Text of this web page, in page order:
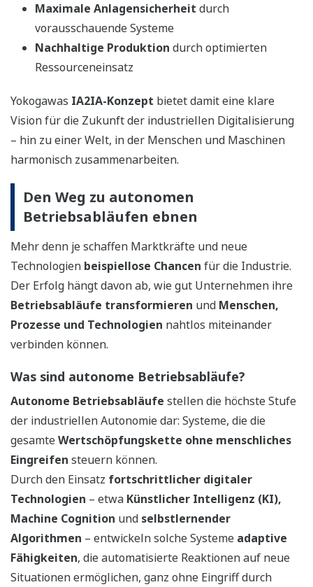
Maximale Anlagensicherheit durch
vorausschauende Systeme
Nachhaltige Produktion durch optimierten
Ressourceneinsatz
Yokogawas IA2IA-Konzept bietet damit eine klare
Vision für die Zukunft der industriellen Digitalisierung
– hin zu einer Welt, in der Menschen und Maschinen
harmonisch zusammenarbeiten.
Den Weg zu autonomen
Betriebsabläufen ebnen
Mehr denn je schaffen Marktkräfte und neue
Technologien beispiellose Chancen für die Industrie.
Der Erfolg hängt davon ab, wie gut Unternehmen ihre
Betriebsabläufe transformieren und Menschen,
Prozesse und Technologien nahtlos miteinander
verbinden können.
Was sind autonome Betriebsabläufe?
Autonome Betriebsabläufe stellen die höchste Stufe
der industriellen Autonomie dar: Systeme, die die
gesamteWertschöpfungskette ohne menschliches
Eingreifen steuern können.
Durch den Einsatz fortschrittlicher digitaler
Technologien – etwa Künstlicher Intelligenz (KI),
Machine Cognition und selbstlernender
Algorithmen – entwickeln solche Systeme adaptive
Fähigkeiten, die automatisierte Reaktionen auf neue
Situationen ermöglichen, ganz ohne Eingriff durch